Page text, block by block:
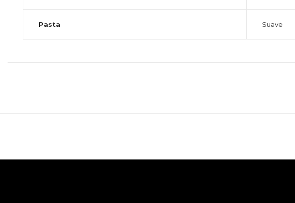
Pasta Suave